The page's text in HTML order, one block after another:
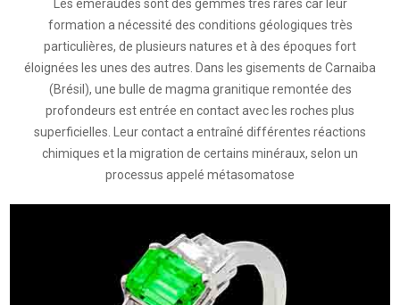
Les émeraudes sont des gemmes très rares car leur
formation a nécessité des conditions géologiques très
particulières, de plusieurs natures et à des époques fort
éloignées les unes des autres. Dans les gisements de Carnaiba
(Brésil), une bulle de magma granitique remontée des
profondeurs est entrée en contact avec les roches plus
superficielles. Leur contact a entraîné différentes réactions
chimiques et la migration de certains minéraux, selon un
processus appelé métasomatose